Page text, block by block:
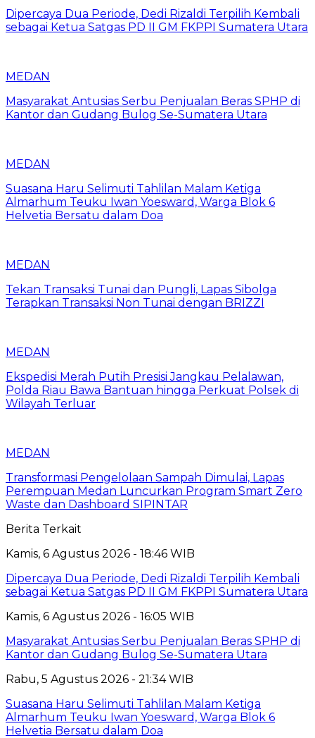
Dipercaya Dua Periode, Dedi Rizaldi Terpilih Kembali
sebagai Ketua Satgas PD II GM FKPPI Sumatera Utara
MEDAN
Masyarakat Antusias Serbu Penjualan Beras SPHP di
Kantor dan Gudang Bulog Se-Sumatera Utara
MEDAN
Suasana Haru Selimuti Tahlilan Malam Ketiga
Almarhum Teuku Iwan Yoesward, Warga Blok 6
Helvetia Bersatu dalam Doa
MEDAN
Tekan Transaksi Tunai dan Pungli, Lapas Sibolga
Terapkan Transaksi Non Tunai dengan BRIZZI
MEDAN
Ekspedisi Merah Putih Presisi Jangkau Pelalawan,
Polda Riau Bawa Bantuan hingga Perkuat Polsek di
Wilayah Terluar
MEDAN
Transformasi Pengelolaan Sampah Dimulai, Lapas
Perempuan Medan Luncurkan Program Smart Zero
Waste dan Dashboard SIPINTAR
Berita Terkait
Kamis, 6 Agustus 2026 - 18:46 WIB
Dipercaya Dua Periode, Dedi Rizaldi Terpilih Kembali
sebagai Ketua Satgas PD II GM FKPPI Sumatera Utara
Kamis, 6 Agustus 2026 - 16:05 WIB
Masyarakat Antusias Serbu Penjualan Beras SPHP di
Kantor dan Gudang Bulog Se-Sumatera Utara
Rabu, 5 Agustus 2026 - 21:34 WIB
Suasana Haru Selimuti Tahlilan Malam Ketiga
Almarhum Teuku Iwan Yoesward, Warga Blok 6
Helvetia Bersatu dalam Doa